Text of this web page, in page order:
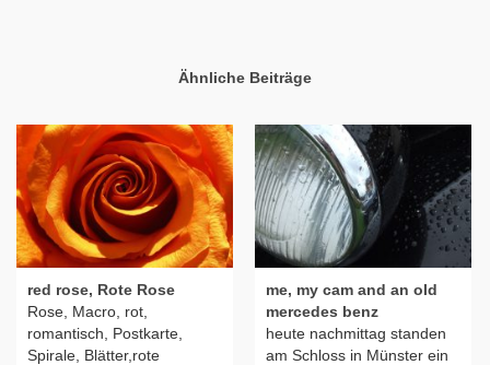
Ähnliche Beiträge
red rose, Rote Rose
Rose, Macro, rot,
romantisch, Postkarte,
Spirale, Blätter,rote
me, my cam and an old
mercedes benz
heute nachmittag standen
am Schloss in Münster ein